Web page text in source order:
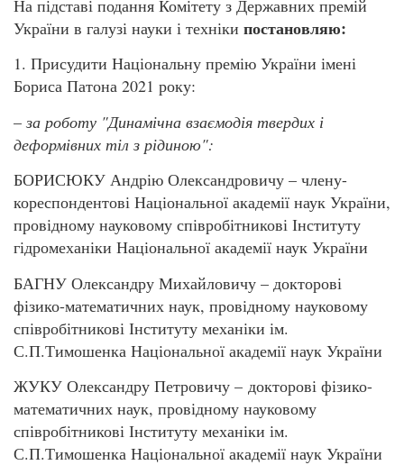
На підставі подання Комітету з Державних премій
України в галузі науки і техніки постановляю:
1. Присудити Національну премію України імені
Бориса Патона 2021 року:
– за роботу "Динамічна взаємодія твердих і
деформівних тіл з рідиною":
БОРИСЮКУ Андрію Олександровичу – члену-
кореспондентові Національної академії наук України,
провідному науковому співробітникові Інституту
гідромеханіки Національної академії наук України
БАГНУ Олександру Михайловичу – докторові
фізико-математичних наук, провідному науковому
співробітникові Інституту механіки ім.
С.П.Тимошенка Національної академії наук України
ЖУКУ Олександру Петровичу – докторові фізико-
математичних наук, провідному науковому
співробітникові Інституту механіки ім.
С.П.Тимошенка Національної академії наук України